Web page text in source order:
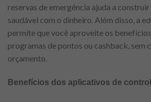
reservas de emergência ajuda a
saudável com o dinheiro. Além disso, a
permite que você aproveite os
programas de pontos ou cashback, sem
orçamento.
Benefícios dos aplicativos de